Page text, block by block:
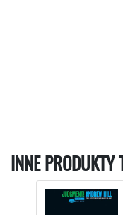
INNE PRODUKTY